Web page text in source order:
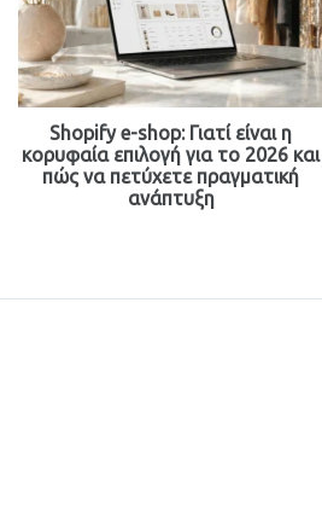
Shopify e-shop: Γιατί είναι η
κορυφαία επιλογή για το 2026 και
πώς να πετύχετε πραγματική
ανάπτυξη